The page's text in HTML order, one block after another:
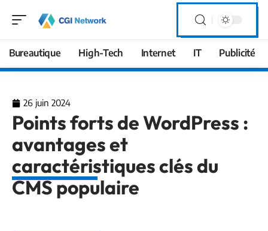
Bureautique High-Tech Internet IT Publicité
26 juin 2024
Points forts de WordPress :
avantages et
caractéristiques clés du
CMS populaire